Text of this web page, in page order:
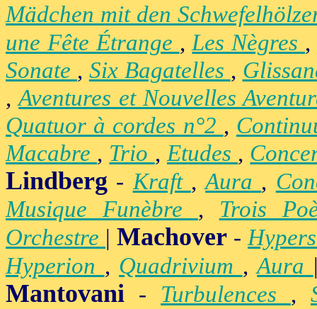
Mädchen mit den
une Fête Étrange ,Les Nègres ,
Sonate , Six Bagatelles ,
,Aventures et Nouvelles
Quatuor à cordes n°2 ,
Macabre , Trio ,Etudes ,
Lindberg -Kraft ,Aura ,
Musique Funèbre , Trois
Orchestre | Machover -
Hyperion , Quadrivium ,Aura
Mantovani - Turbulences ,